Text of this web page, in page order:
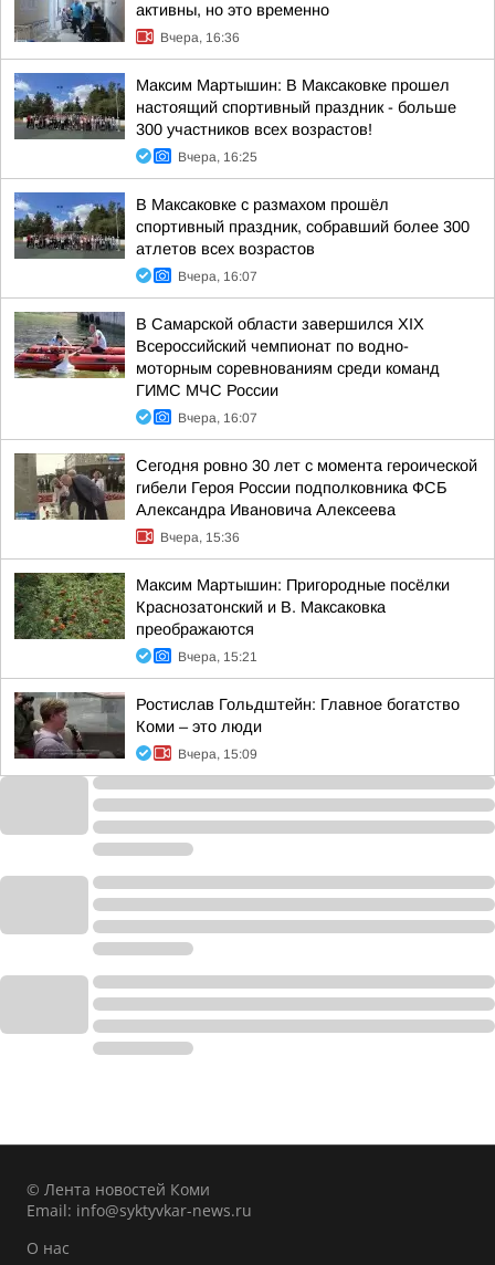
активны, но это временно
Вчера, 16:36
Максим Мартышин: В Максаковке прошел
настоящий спортивный праздник - больше
300 участников всех возрастов!
Вчера, 16:25
В Максаковке с размахом прошёл
спортивный праздник, собравший более 300
атлетов всех возрастов
Вчера, 16:07
В Самарской области завершился XIХ
Всероссийский чемпионат по водно-
моторным соревнованиям среди команд
ГИМС МЧС России
Вчера, 16:07
Сегодня ровно 30 лет с момента героической
гибели Героя России подполковника ФСБ
Александра Ивановича Алексеева
Вчера, 15:36
Максим Мартышин: Пригородные посёлки
Краснозатонский и В. Максаковка
преображаются
Вчера, 15:21
Ростислав Гольдштейн: Главное богатство
Коми – это люди
Вчера, 15:09
© Лента новостей Коми
Email: info@syktyvkar-news.ru
О нас